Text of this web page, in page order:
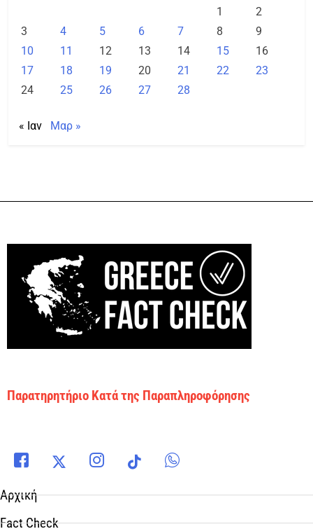
1
2
3
4 5 6 7 8
9
10
11 12 13 14 15
16
17
18 19 20 21 22
23
24
25 26 27 28
« Ιαν Μαρ »
Παρατηρητήριο Κατά της Παραπληροφόρησης
Αρχική
Fact Check